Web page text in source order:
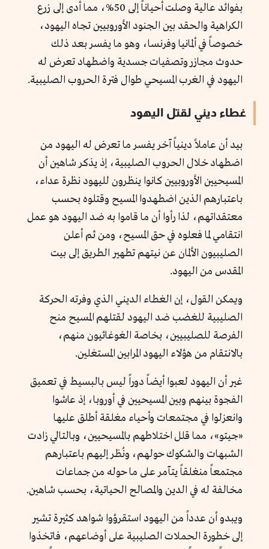
بفوائد عالية وصلت أحياناً إلى 50%، مما أدى إلى زرع
الكراهية والحقد بين الجنود الأوروبيين تجاه اليهود،
خصوصاً في ألمانيا وفرنسا، وهو ما يفسر بعد ذلك
حدوث مجازر وتصفيات جسدية واضطهاد تعرض له
اليهود في الغرب المسيحي طوال فترة الحروب الصليبية.
غطاء ديني لقتل اليهود
بيد أن عاملاً دينياً آخر يفسر ما تعرض له اليهود من
اضطهاد خلال الحروب الصليبية، إذ يذكر شاهين أن
المسيحيين الأوروبيين كانوا ينظرون لليهود نظرة عداء،
باعتبارهم الذين اضطهدوا المسيح وقتلوه بحسب
معتقداتهم، لذا رأوا أن ما قاموا به ضد اليهود هو عمل
انتقامي لما فعلوه في حق المسيح، ومن ثم أعلن
الصليبيون الألمان عن نيتهم تطهير الطريق إلى بيت
المقدس من اليهود.
ويمكن القول، إن الغطاء الديني الذي وفرته الحركة
الصليبية للغضب ضد اليهود لقتلهم المسيح منح
الفرصة للصليبيين، بخاصة الغوغائيون منهم،
بالانتقام من هؤلاء اليهود المرابين المستغلين.
غير أن اليهود لعبوا أيضاً دوراً ليس بالبسيط في تعميق
الفجوة بينهم وبين المسيحيين في أوروبا، إذ عاشوا
وانعزلوا في مجتمعات وأحياء مغلقة أطلق عليها
«جيتو»، مما قلل اختلاطهم بالمسيحيين، وبالتالي زادت
الشبهات والشكوك حولهم، ونُظر إليهم باعتبارهم
مجتمعاً منغلقاً يتآمر على ما حوله من جماعات
مخالفة له في الدين والمصالح الحياتية، بحسب شاهين.
ويبدو أن عدداً من اليهود استقرؤوا شواهد كثيرة تشير
إلى خطورة الحملات الصليبية على أوضاعهم، فاتخذوا